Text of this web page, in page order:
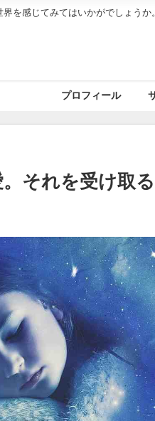
を感じてみてはいかがでしょう
プロフィール
それを受け取る